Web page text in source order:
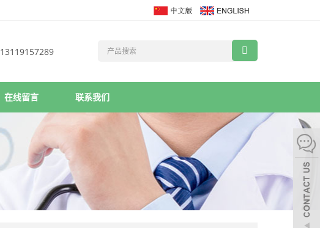
13119157289
在线留言 联系我们